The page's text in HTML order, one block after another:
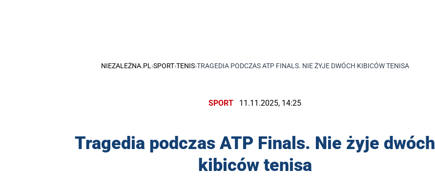
NIEZALEŻNA.PL ›SPORT›TENIS›TRAGEDIA PODCZAS ATP FINALS. NIE ŻYJE DWÓCH KIBICÓW TENISA
SPORT 11.11.2025, 14:25
Tragedia podczas ATP Finals. Nie żyje dwóch
kibiców tenisa